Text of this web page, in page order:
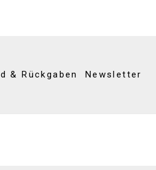
& Rückgaben Newsletter